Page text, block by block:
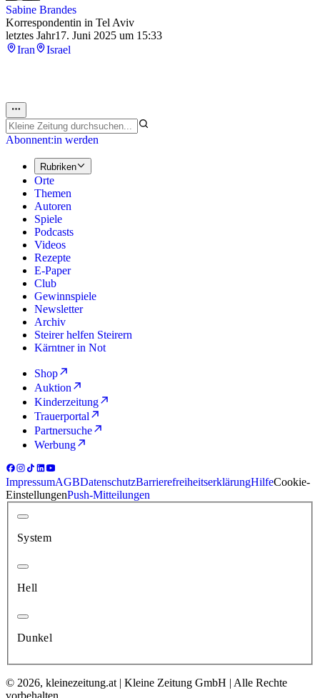
Sabine Brandes
Korrespondentin in Tel Aviv
letztes Jahr17. Juni 2025 um 15:33
Iran
Israel
Abonnent:in werden
Rubriken
Orte
Themen
Autoren
Spiele
Podcasts
Videos
Rezepte
E-Paper
Club
Gewinnspiele
Newsletter
Archiv
Steirer helfen Steirern
Kärntner in Not
Shop
Auktion
Kinderzeitung
Trauerportal
Partnersuche
Werbung
ImpressumAGBDatenschutzBarrierefreiheitserklärungHilfeCookie-
EinstellungenPush-Mitteilungen
System
Hell
Dunkel
© 2026, kleinezeitung.at | Kleine Zeitung GmbH | Alle Rechte